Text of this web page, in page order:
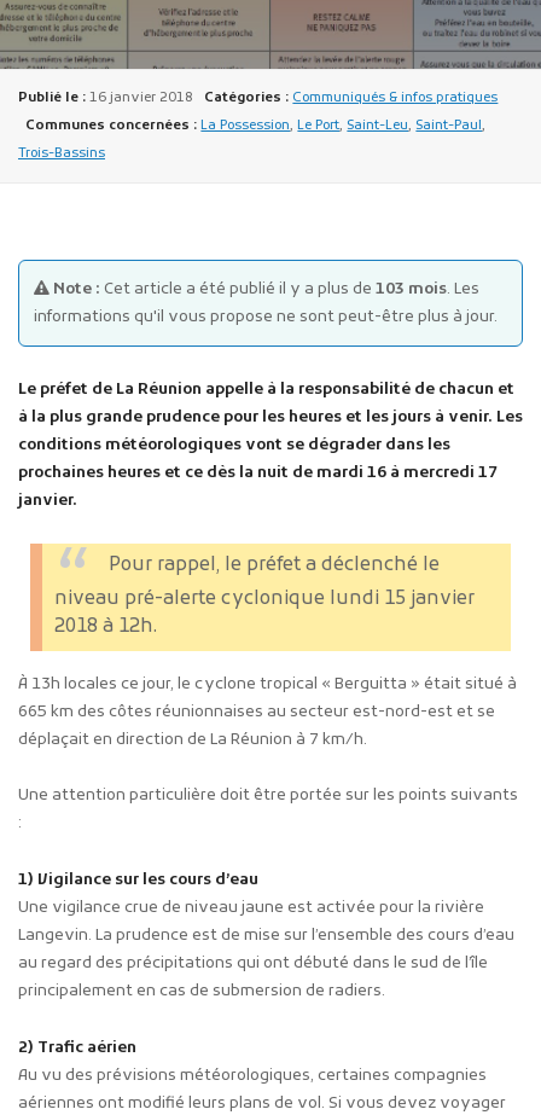
Plans d'accès
Publié le : 16 janvier 2018 Catégories : Communiqués & infos pratiques
Communes concernées : La Possession,Le Port, Saint-Leu, Saint-Paul,
Trois-Bassins
Note : Cet article a été publié il y a plus de 103 mois. Les
informations qu'il vous propose ne sont peut-être plus à jour.
Le préfet de La Réunion appelle à la responsabilité de chacun et
à la plus grande prudence pour les heures et les jours à venir. Les
conditions météorologiques vont se dégrader dans les
prochaines heures et ce dès la nuit de mardi 16 à mercredi 17
janvier.
Pour rappel, le préfet a déclenché le
niveau pré-alerte cyclonique lundi 15 janvier
2018 à 12h.
À 13h locales ce jour, le cyclone tropical « Berguitta » était situé à
665 km des côtes réunionnaises au secteur est-nord-est et se
déplaçait en direction de La Réunion à 7 km/h.
Une attention particulière doit être portée sur les points suivants
:
1) Vigilance sur les cours d’eau
Une vigilance crue de niveau jaune est activée pour la rivière
Langevin. La prudence est de mise sur l’ensemble des cours d’eau
au regard des précipitations qui ont débuté dans le sud de l’île
principalement en cas de submersion de radiers.
2) Trafic aérien
Au vu des prévisions météorologiques, certaines compagnies
aériennes ont modifié leurs plans de vol. Si vous devez voyager